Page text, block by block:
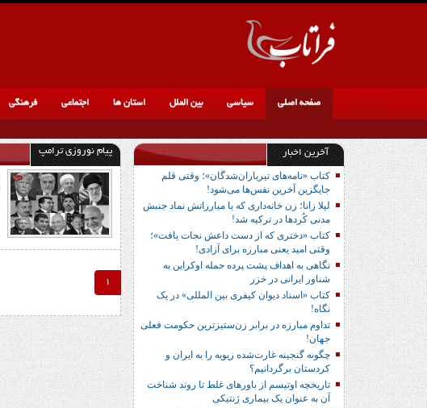
صفحه اصلی سیاسی بین الملل استان ها اجتماعی فرهنگی
آخرین اخبار
کتاب «نامه‌های تیرباران‌شدگان»؛ وقتی قلم
جایگزین آخرین نفس‌ها می‌شود!
لیلا زانا؛ زن خانه‌داری که با مبارزاتش نماد جنبش
مدنی کُردها در ترکیه شد!
کتاب «دختری که از دست داعش نجات یافت»؛
وقتی امید یعنی مبارزه برای آزادی!
نگاهی به اهداف پشت پرده حمله اوکراین به
شناور ایرانی در خزر
کتاب «اسناد دیوان کیفری بین المللی» در یک
نگاه!
تداوم مبارزه در برابر زن‌ستیزترین حکومت فعلی
جهان!
چگونه گنجینه غارت‌شده زیویه را به ایران و
کردستان برگردانیم؟
تاریخچه اوتیسم از باورهای غلط تا روند شناخت
آن به عنوان یک بیماری ژنتیکی
پیام نوروزی ترامپ
1